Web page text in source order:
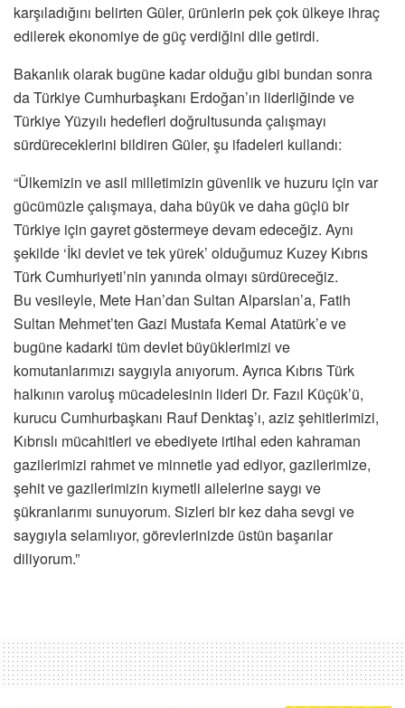
karşıladığını belirten Güler, ürünlerin pek çok ülkeye ihraç
edilerek ekonomiye de güç verdiğini dile getirdi.
Bakanlık olarak bugüne kadar olduğu gibi bundan sonra
da Türkiye Cumhurbaşkanı Erdoğan’ın liderliğinde ve
Türkiye Yüzyılı hedefleri doğrultusunda çalışmayı
sürdüreceklerini bildiren Güler, şu ifadeleri kullandı:
“Ülkemizin ve asil milletimizin güvenlik ve huzuru için var
gücümüzle çalışmaya, daha büyük ve daha güçlü bir
Türkiye için gayret göstermeye devam edeceğiz. Aynı
şekilde ‘İki devlet ve tek yürek’ olduğumuz Kuzey Kıbrıs
Türk Cumhuriyeti’nin yanında olmayı sürdüreceğiz.
Bu vesileyle, Mete Han’dan Sultan Alparslan’a, Fatih
Sultan Mehmet’ten Gazi Mustafa Kemal Atatürk’e ve
bugüne kadarki tüm devlet büyüklerimizi ve
komutanlarımızı saygıyla anıyorum. Ayrıca Kıbrıs Türk
halkının varoluş mücadelesinin lideri Dr. Fazıl Küçük’ü,
kurucu Cumhurbaşkanı Rauf Denktaş’ı, aziz şehitlerimizi,
Kıbrıslı mücahitleri ve ebediyete irtihal eden kahraman
gazilerimizi rahmet ve minnetle yad ediyor, gazilerimize,
şehit ve gazilerimizin kıymetli ailelerine saygı ve
şükranlarımı sunuyorum. Sizleri bir kez daha sevgi ve
saygıyla selamlıyor, görevlerinizde üstün başarılar
diliyorum.”